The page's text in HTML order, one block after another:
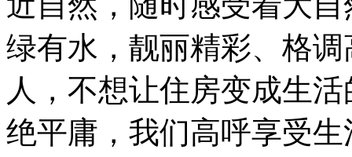
绿有水，靓丽精彩、格
人，不想让住房变成生
绝平庸，我们高呼享受